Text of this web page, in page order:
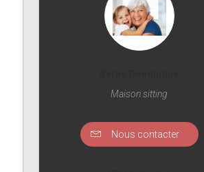
Maison sitting
Nous contacter